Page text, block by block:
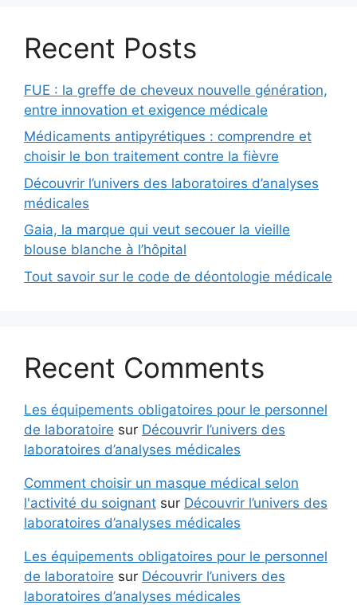
Recent Posts
FUE : la greffe de cheveux nouvelle génération,
entre innovation et exigence médicale
Médicaments antipyrétiques : comprendre et
choisir le bon traitement contre la fièvre
Découvrir l’univers des laboratoires d’analyses
médicales
Gaia, la marque qui veut secouer la vieille
blouse blanche à l’hôpital
Tout savoir sur le code de déontologie médicale
Recent Comments
Les équipements obligatoires pour le personnel
de laboratoire sur Découvrir l’univers des
laboratoires d’analyses médicales
Comment choisir un masque médical selon
l'activité du soignant sur Découvrir l’univers des
laboratoires d’analyses médicales
Les équipements obligatoires pour le personnel
de laboratoire sur Découvrir l’univers des
laboratoires d’analyses médicales